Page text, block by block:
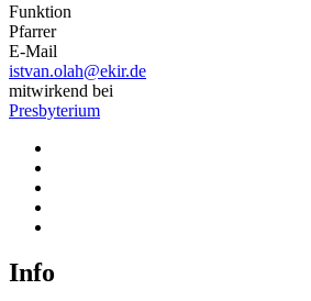
Funktion
Pfarrer
E-Mail
istvan.olah@ekir.de
mitwirkend bei
Presbyterium
Info